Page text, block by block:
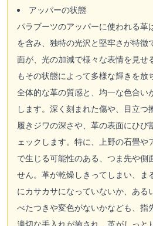
アッパーの状態
パラブーツのアッパーに使われる革
を含み、独特の光沢と堅牢さが特徴
面が、光の加減で様々な表情を見せ
もその状態によって多様な輝きを放
全体的な革の質感と、均一な色合い
します。深く刻まれた傷や、目立つ
履きジワの深さや、革の表面にひび
ェックします。特に、上野の石畳や
で生じる可能性のある、つま先や側
せん。革が乾燥しきってしまい、ま
にカサカサになっていないか、ある
べたつきや変色がないかなども、指
適切な手入れが施され、革がしっと